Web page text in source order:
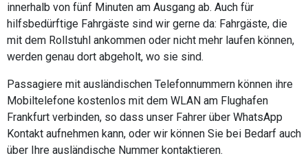
innerhalb von fünf Minuten am Ausgang ab. Auch für
hilfsbedürftige Fahrgäste sind wir gerne da: Fahrgäste, die
mit dem Rollstuhl ankommen oder nicht mehr laufen können,
werden genau dort abgeholt, wo sie sind.
Passagiere mit ausländischen Telefonnummern können ihre
Mobiltelefone kostenlos mit dem WLAN am Flughafen
Frankfurt verbinden, so dass unser Fahrer über WhatsApp
Kontakt aufnehmen kann, oder wir können Sie bei Bedarf auch
über Ihre ausländische Nummer kontaktieren.